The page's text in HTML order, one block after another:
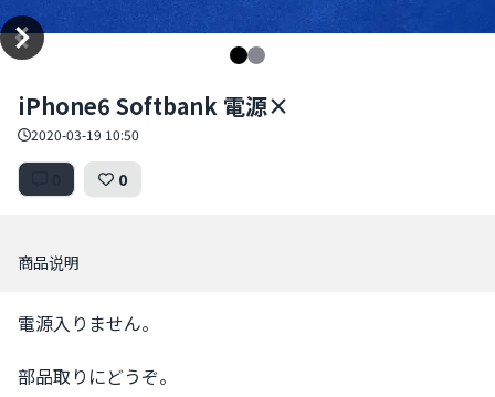
iPhone6 Softbank 電源×
2020-03-19 10:50
0
商品说明
電源入りません。
部品取りにどうぞ。